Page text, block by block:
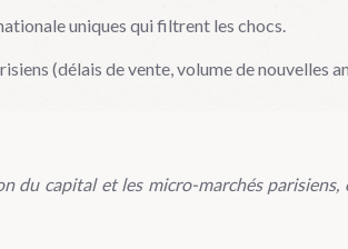
uniques qui filtrent les chocs.
(délais de vente, volume de nouvelles
du capital et les micro-marchés